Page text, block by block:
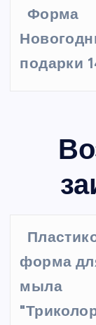
Форма
подарки
форма
мыла